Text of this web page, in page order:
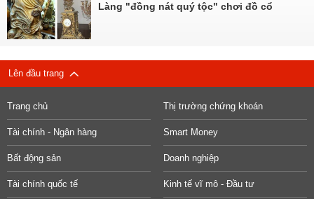
Làng "đồng nát quý tộc" chơi đồ cổ
Lên đầu trang
Trang chủ Thị trường chứng khoán
Tài chính - Ngân hàng Smart Money
Bất động sản Doanh nghiệp
Tài chính quốc tế Kinh tế vĩ mô - Đầu tư